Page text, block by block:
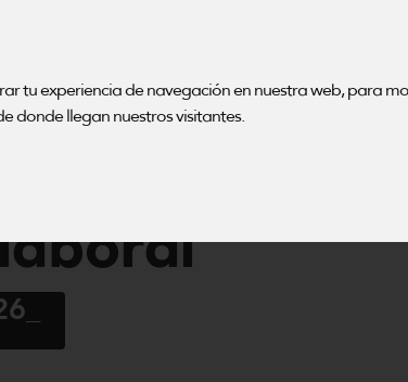
tu experiencia de navegación en nuestra web, para
donde llegan nuestros visitantes.